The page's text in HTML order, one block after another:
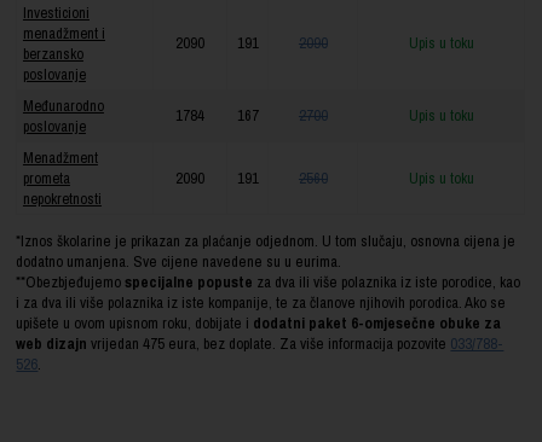
Investicioni
menadžment i
berzansko
poslovanje
2090 191 2090 Upis u toku
Međunarodno
poslovanje
1784 167 2700 Upis u toku
Menadžment
prometa
nepokretnosti
2090 191 2560 Upis u toku
*Iznos školarine je prikazan za plaćanje odjednom. U tom slučaju, osnovna cijena je
dodatno umanjena. Sve cijene navedene su u eurima.
**Obezbjeđujemo specijalne popuste za dva ili više polaznika iz iste porodice, kao
i za dva ili više polaznika iz iste kompanije, te za članove njihovih porodica. Ako se
upišete u ovom upisnom roku, dobijate i dodatni paket 6-omjesečne obuke za
web dizajn vrijedan 475 eura, bez doplate. Za više informacija pozovite 033/788-
526.